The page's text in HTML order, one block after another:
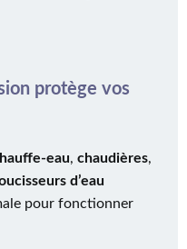
protège vos
eau, chaudières,
d’eau
pour fonctionner